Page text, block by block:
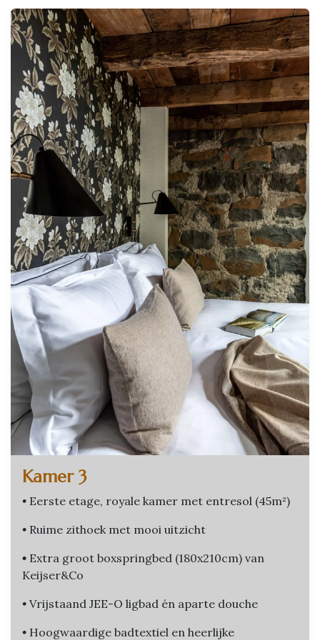
Kamer 3
• Eerste etage, royale kamer met entresol (45m²)
• Ruime zithoek met mooi uitzicht
• Extra groot boxspringbed (180x210cm) van
Keijser&Co
• Vrijstaand JEE-O ligbad én aparte douche
• Hoogwaardige badtextiel en heerlijke